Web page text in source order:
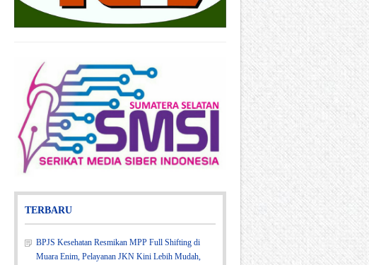
TERBARU
BPJS Kesehatan Resmikan MPP Full Shifting di
Muara Enim, Pelayanan JKN Kini Lebih Mudah,